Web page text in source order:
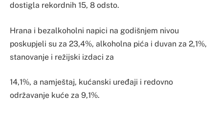
dostigla rekordnih 15, 8 odsto.
Hrana i bezalkoholni napici na godišnjem nivou
poskupjeli su za 23,4%, alkoholna pića i duvan za 2,1%,
stanovanje i režijski izdaci za
14,1%, a namještaj, kućanski uređaji i redovno
održavanje kuće za 9,1%.